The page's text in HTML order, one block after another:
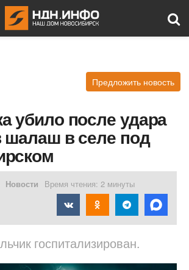
Предложить новость
убило после удара
шалаш в селе под
Новости Время чтения: 2 минуты
госпитализирован.